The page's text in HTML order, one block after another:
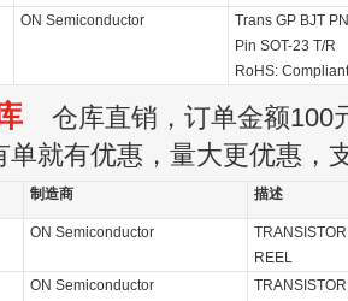
ON Semiconductor
Trans GP BJT
Pin SOT-23 T/R
RoHS: Compliant
仓库直销，订单金额100
单就有优惠，量大更优惠，
制造商 描述
ON Semiconductor
REEL
ON Semiconductor